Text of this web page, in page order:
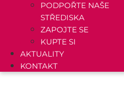
PODPOŘTE NAŠE
STŘEDISKA
ZAPOJTE SE
KUPTE SI
AKTUALITY
KONTAKT